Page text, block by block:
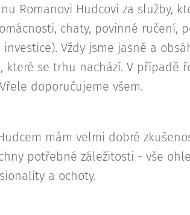
Romanovi Hudcovi za služby,
chaty, povinné ručení,
Vždy jsme jasně a
se trhu nachází. V případě
doporučujeme všem.
mám velmi dobré
potřebné záležitosti - vše
a ochoty.